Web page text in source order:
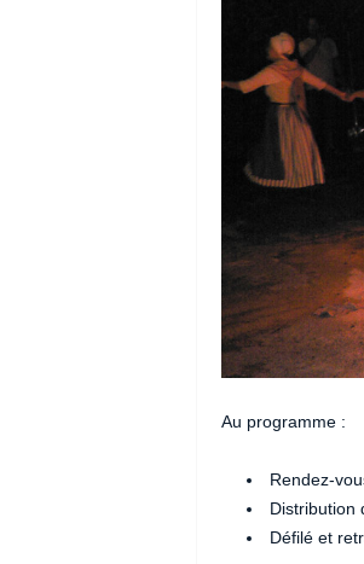
Au programme :
Rendez-
Distribution
Défilé et